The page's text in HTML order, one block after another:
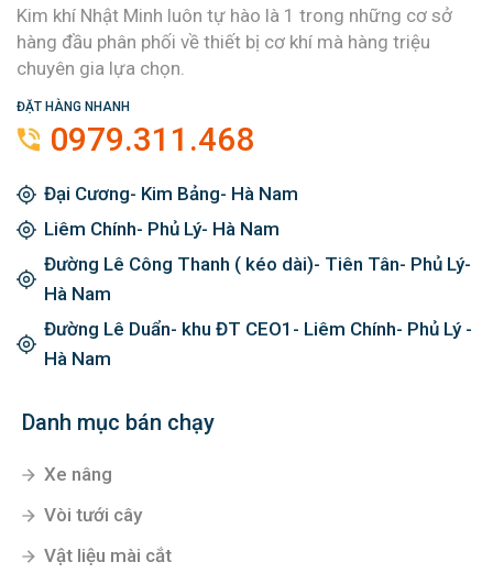
Kim khí Nhật Minh luôn tự hào là 1 trong những cơ sở
hàng đầu phân phối về thiết bị cơ khí mà hàng triệu
chuyên gia lựa chọn.
ĐẶT HÀNG NHANH
0979.311.468
Đại Cương- Kim Bảng- Hà Nam
Liêm Chính- Phủ Lý- Hà Nam
Đường Lê Công Thanh ( kéo dài)- Tiên Tân- Phủ Lý-
Hà Nam
Đường Lê Duẩn- khu ĐT CEO1- Liêm Chính- Phủ Lý -
Hà Nam
Danh mục bán chạy
Xe nâng
Vòi tưới cây
Vật liệu mài cắt